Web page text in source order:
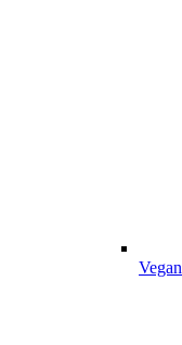
Vegan